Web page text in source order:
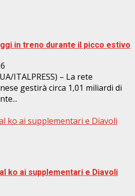
in treno durante il picco estivo
ITALPRESS) – La rete
gestirà circa 1,01 miliardi di
ko ai supplementari e Diavoli
ko ai supplementari e Diavoli